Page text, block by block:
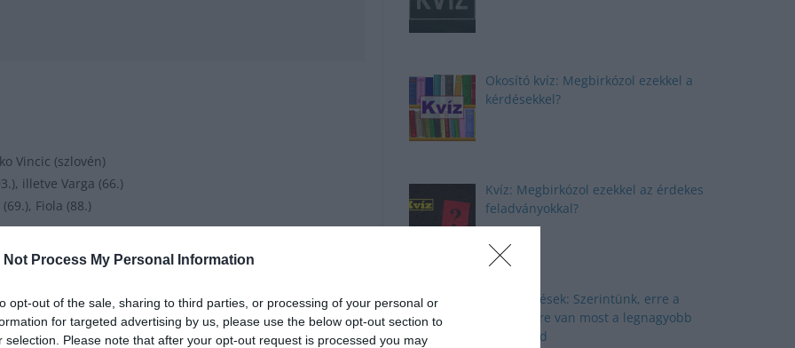
Not Process My Personal Information
opt-out of the sale, sharing to third parties, or processing of your personal or
for targeted advertising by us, please use the below opt-out section to
selection. Please note that after your opt-out request is processed you may
Vincic (szlovén)
illetve Varga (66.)
Fiola (88.)
68.), Freuler (Sierro, 86.), Xhaka, Ndoye (Rieder, 86.) –
68.)
Okosító kvíz: Megbirkózol ezekkel a
kérdésekkel?
Kvíz: Megbirkózol ezekkel az érdekes
feladványokkal?
Kvíz kérdések: Szerintünk, erre a
kérdésekre van most a legnagyobb
szükséged